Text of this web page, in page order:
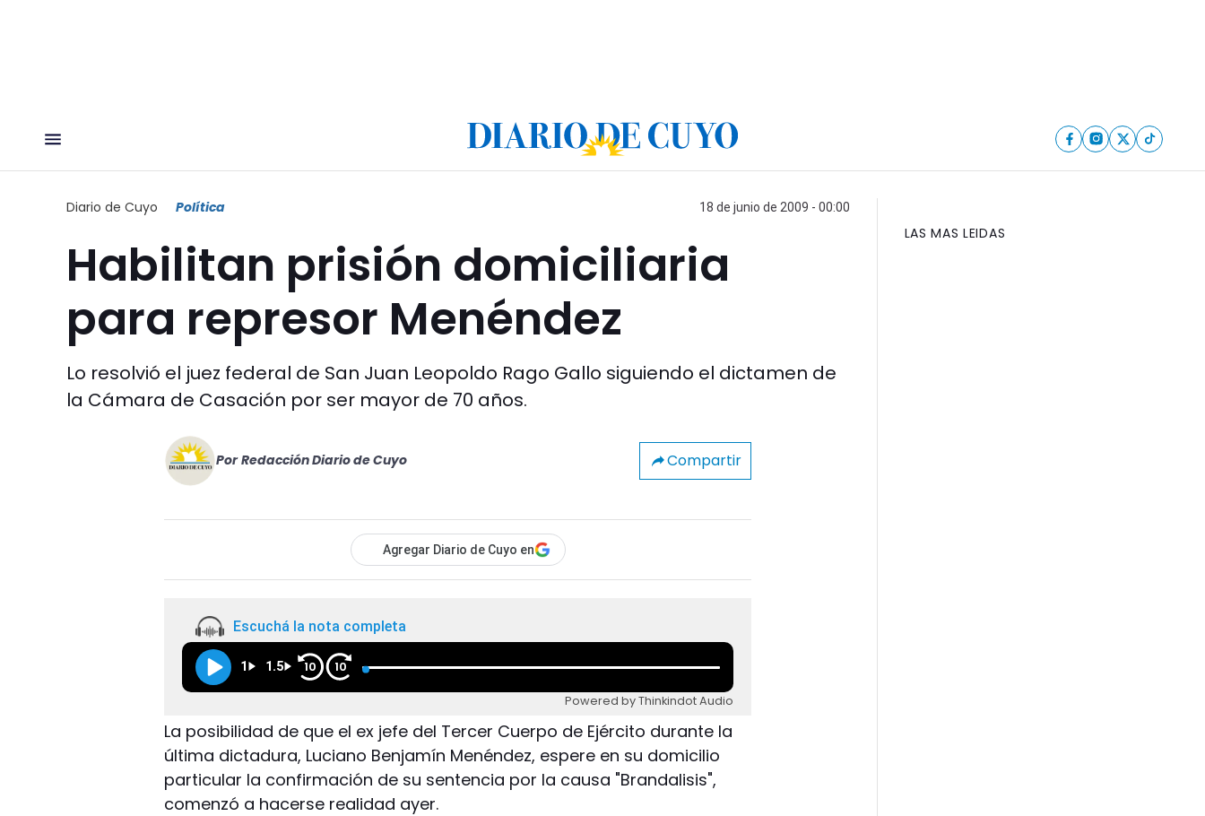
Diario de Cuyo Política 18 de junio de 2009 - 00:00
Habilitan prisión domiciliaria
para represor Menéndez
Lo resolvió el juez federal de San Juan Leopoldo Rago Gallo siguiendo el dictamen de
la Cámara de Casación por ser mayor de 70 años.
Por Redacción Diario de Cuyo Compartir
Agregar Diario de Cuyo en
Escuchá la nota completa
1 1.5 10 10
Powered by Thinkindot Audio
La posibilidad de que el ex jefe del Tercer Cuerpo de Ejército durante la
última dictadura, Luciano Benjamín Menéndez, espere en su domicilio
particular la confirmación de su sentencia por la causa "Brandalisis",
comenzó a hacerse realidad ayer.
LAS MAS LEIDAS